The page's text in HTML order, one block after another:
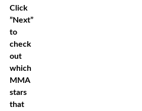
Click
”Next”
to
check
out
which
MMA
stars
that